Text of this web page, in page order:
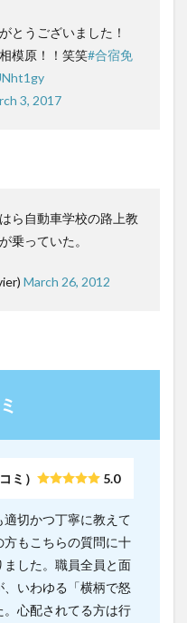
とうございました！
模原！！笑笑#合宿免
3, 2017
ら自動車学校の路上教
乗っていた。
March 26, 2012
ミ） 5.0
切かつ丁寧に教えて
もこちらの質問に十
した。職員全員と面
いわゆる「横柄で怒
心配されてる方は行